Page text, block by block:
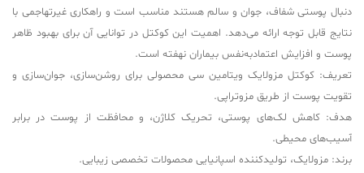
دنبال پوستی شفاف، جوان و سالم هستند مناسب است و راهکاری غیرتهاجمی با
نتایج قابل توجه ارائه می‌دهد. اهمیت این کوکتل در توانایی آن برای بهبود ظاهر
پوست و افزایش اعتمادبه‌نفس بیماران نهفته است.
تعریف: کوکتل مزولایک ویتامین سی محصولی برای روشن‌سازی، جوان‌سازی و
تقویت پوست از طریق مزوتراپی.
هدف: کاهش لک‌های پوستی، تحریک کلاژن، و محافظت از پوست در برابر
آسیب‌های محیطی.
برند: مزولایک، تولیدکننده اسپانیایی محصولات تخصصی زیبایی.